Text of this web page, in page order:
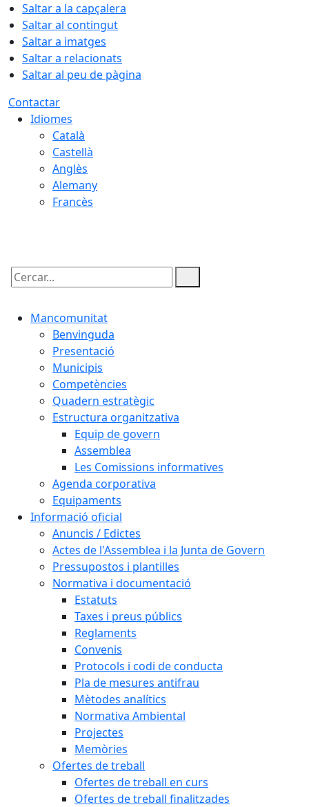
Saltar a la capçalera
Saltar al contingut
Saltar a imatges
Saltar a relacionats
Saltar al peu de pàgina
Contactar
Idiomes
Català
Castellà
Anglès
Alemany
Francès
Cercar:
Mancomunitat
Benvinguda
Presentació
Municipis
Competències
Quadern estratègic
Estructura organitzativa
Equip de govern
Assemblea
Les Comissions informatives
Agenda corporativa
Equipaments
Informació oficial
Anuncis / Edictes
Actes de l'Assemblea i la Junta de Govern
Pressupostos i plantilles
Normativa i documentació
Estatuts
Taxes i preus públics
Reglaments
Convenis
Protocols i codi de conducta
Pla de mesures antifrau
Mètodes analítics
Normativa Ambiental
Projectes
Memòries
Ofertes de treball
Ofertes de treball en curs
Ofertes de treball finalitzades